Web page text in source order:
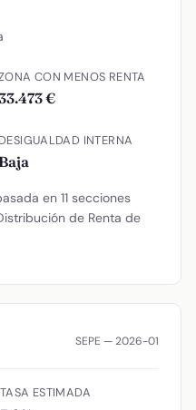
CON MENOS RENTA
€
DESIGUALDAD INTERNA
Baja
en 11 secciones
de Renta de
SEPE — 2026-01
TASA ESTIMADA